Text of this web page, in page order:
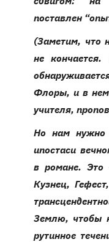
поставлен
(Заметим, что
не
Флоры, и в
учителя,
Но нам нужно
ипостаси
в романе.
Кузнец,
Землю, чтобы
рутинное